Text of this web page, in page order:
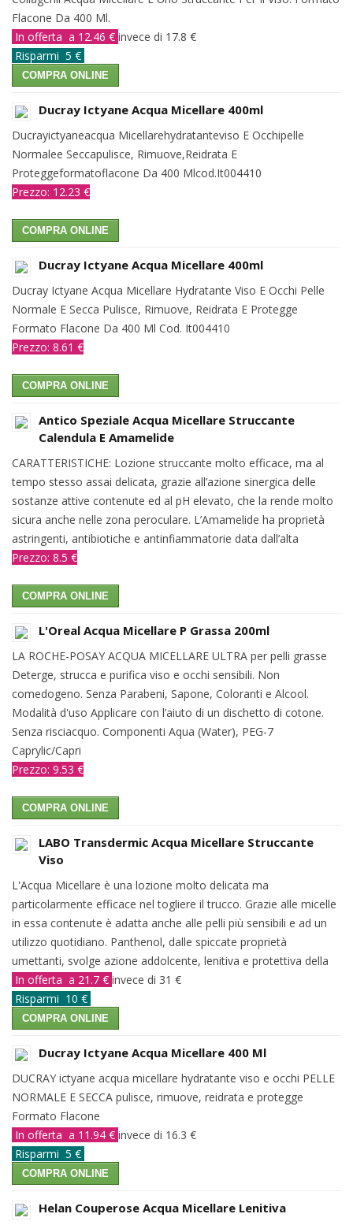
Flacone Da 400 Ml.
In offerta a 12.46 € invece di 17.8 €
Risparmi 5 €
COMPRA ONLINE
Ducray Ictyane Acqua Micellare 400ml
Ducrayictyaneacqua Micellarehydratanteviso E Occhipelle
Normalee Seccapulisce, Rimuove,Reidrata E
Proteggeformatoflacone Da 400 Mlcod.It004410
Prezzo: 12.23 €
COMPRA ONLINE
Ducray Ictyane Acqua Micellare 400ml
Ducray Ictyane Acqua Micellare Hydratante Viso E Occhi Pelle
Normale E Secca Pulisce, Rimuove, Reidrata E Protegge
Formato Flacone Da 400 Ml Cod. It004410
Prezzo: 8.61 €
COMPRA ONLINE
Antico Speziale Acqua Micellare Struccante
Calendula E Amamelide
CARATTERISTICHE: Lozione struccante molto efficace, ma al
tempo stesso assai delicata, grazie all’azione sinergica delle
sostanze attive contenute ed al pH elevato, che la rende molto
sicura anche nelle zona peroculare. L’Amamelide ha proprietà
astringenti, antibiotiche e antinfiammatorie data dall’alta
Prezzo: 8.5 €
COMPRA ONLINE
L'Oreal Acqua Micellare P Grassa 200ml
LA ROCHE-POSAY ACQUA MICELLARE ULTRA per pelli grasse
Deterge, strucca e purifica viso e occhi sensibili. Non
comedogeno. Senza Parabeni, Sapone, Coloranti e Alcool.
Modalità d'uso Applicare con l’aiuto di un dischetto di cotone.
Senza risciacquo. Componenti Aqua (Water), PEG-7
Caprylic/Capri
Prezzo: 9.53 €
COMPRA ONLINE
LABO Transdermic Acqua Micellare Struccante
Viso
L'Acqua Micellare è una lozione molto delicata ma
particolarmente efficace nel togliere il trucco. Grazie alle micelle
in essa contenute è adatta anche alle pelli più sensibili e ad un
utilizzo quotidiano. Panthenol, dalle spiccate proprietà
umettanti, svolge azione addolcente, lenitiva e protettiva della
In offerta a 21.7 € invece di 31 €
Risparmi 10 €
COMPRA ONLINE
Ducray Ictyane Acqua Micellare 400 Ml
DUCRAY ictyane acqua micellare hydratante viso e occhi PELLE
NORMALE E SECCA pulisce, rimuove, reidrata e protegge
Formato Flacone
In offerta a 11.94 € invece di 16.3 €
Risparmi 5 €
COMPRA ONLINE
Helan Couperose Acqua Micellare Lenitiva